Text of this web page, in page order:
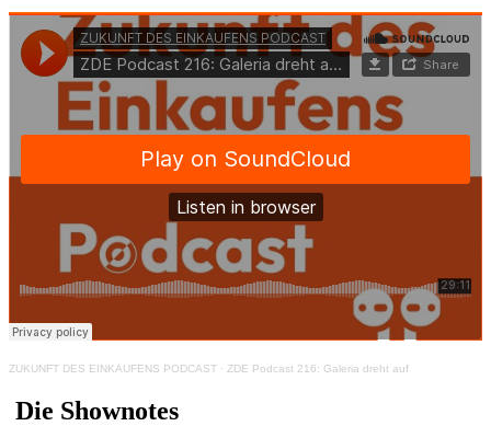
ZUKUNFT DES EINKAUFENS PODCAST · ZDE Podcast 216: Galeria dreht auf
Die Shownotes